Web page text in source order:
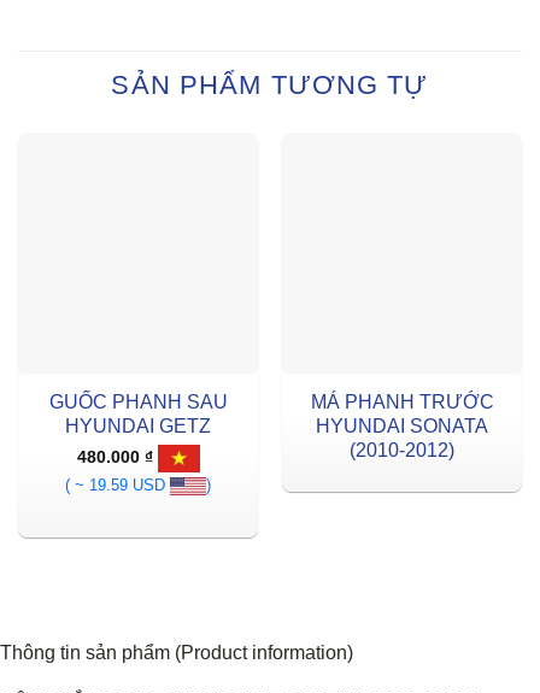
SẢN PHẨM TƯƠNG TỰ
GUỐC PHANH SAU
HYUNDAI GETZ
480.000 ₫
( ~ 19.59 USD
)
MÁ PHANH TRƯỚC
HYUNDAI SONATA
(2010-2012)
Thông tin sản phẩm (Product information)